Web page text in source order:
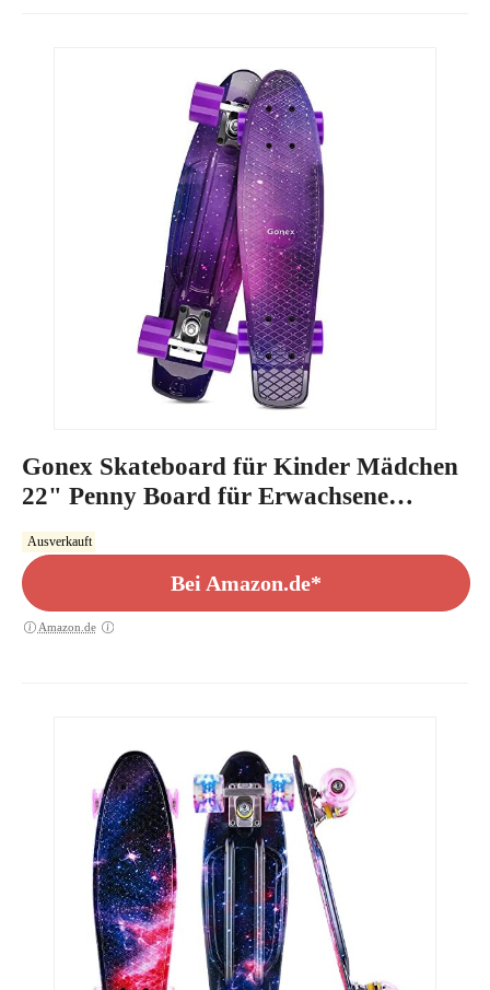
Gonex Skateboard für Kinder Mädchen
22" Penny Board für Erwachsene
Jungen Anfänger Mini Cruiser Klein aus
Kunststoff, Galaxis Lila
Ausverkauft
Bei Amazon.de*
Amazon.de